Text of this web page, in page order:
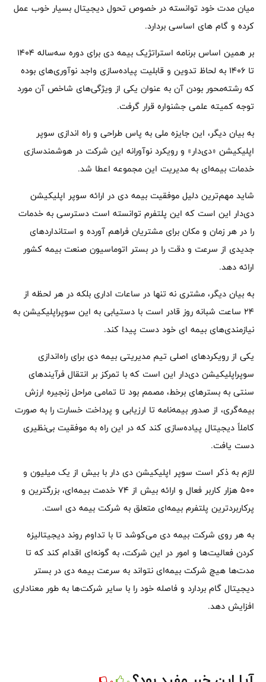
میان مدت خود توانسته در خصوص تحول دیجیتال بسیار خوب عمل
کرده و گام های اساسی بردارد.
بر همین اساس برنامه استراتژیک بیمه دی برای دوره سه‌ساله ۱۴۰۴
تا ۱۴۰۶ به لحاظ تدوین و قابلیت پیاده‌سازی واجد نوآوری‌های بوده
که رشته‌محور بودن آن به عنوان یکی از ویژگی‌های شاخص آن مورد
توجه کمیته علمی جشنواره قرار گرفت.
به بیان دیگر، این جایزه ملی به پاس طراحی و راه اندازی سوپر
اپلیکیشن «دی‌دار» و رویکرد نوآورانه این شرکت در هوشمندسازی
خدمات بیمه‌ای به مدیریت این مجموعه اعطا شد.
شاید مهم‌ترین دلیل موفقیت بیمه دی در ارائه سوپر اپلیکیشن
دی‌دار این است که این پلتفرم‌ توانسته است دسترسی به خدمات
را در هر زمان و مکان برای مشتریان فراهم آورده و استانداردهای
جدیدی از سرعت و دقت را در بستر اتوماسیون صنعت بیمه کشور
ارائه دهد.
به بیان دیگر، مشتری نه تنها در ساعات اداری بلکه در هر لحظه از
24 ساعت شبانه روز قادر است با دستیابی به این سوپراپلیکیشن به
نیازمندی‌های بیمه ای خود دست پیدا کند.
یکی از رویکردهای اصلی تیم مدیریتی بیمه دی برای راه‌اندازی
سوپراپلیکیشن دی‌دار این است که با تمرکز بر انتقال فرآیندهای
سنتی به بسترهای برخط، مصمم بود تا تمامی مراحل زنجیره ارزش
بیمه‌گری، از صدور بیمه‌نامه تا ارزیابی و پرداخت خسارت را به صورت
کاملاً دیجیتال پیاده‌سازی کند که در این راه به موفقیت بی‌نظیری
دست یافت.
لازم به ذکر است سوپر اپلیکیشن دی دار با بیش از یک میلیون و
۵۰۰ هزار کاربر فعال و ارائه بیش از ۷۴ خدمت بیمه‌ای، بزرگترین و
پرکاربردترین پلتفرم بیمه‌ای متعلق به شرکت بیمه دی است.
به هر روی شرکت بیمه دی می‌کوشد تا با تداوم روند دیجیتالیزه
کردن فعالیت‌ها و امور در این شرکت، به گونه‌ای اقدام کند که تا
مدت‌ها هیچ شرکت بیمه‌ای نتواند به سرعت بیمه دی در بستر
دیجیتال گام بردارد و فاصله خود را با سایر شرکت‌ها به طور معناداری
افزایش دهد.